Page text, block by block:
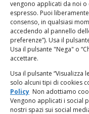
vengono applicati da noi
espresso. Puoi
consenso, in qualsiasi
accedendo al pannello
preferenze”). Usa il
Usa il pulsante "Nega" o
accettare.
Usa il pulsante “Visualizza
solo alcuni tipi di cookies
Policy Non adottiamo
Vengono applicati i social
nostri spazi sui social
LINK UTILI
PagoPA
Privacy Policy
Regolamento
giudiziari